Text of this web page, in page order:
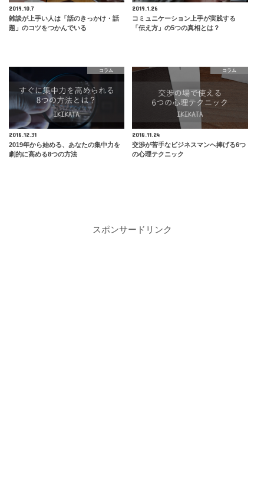
2019.10.7
雑談が上手い人は「話のきっかけ・話
題」のコツをつかんでいる
2019.1.26
コミュニケーション上手が実践する
「伝え方」の5つの真相とは？
コラム
2018.12.31
2019年から始める、あなたの集中力を
劇的に高める8つの方法
コラム
2018.11.24
交渉が苦手なビジネスマンへ捧げる6つ
の心理テクニック
スポンサードリンク